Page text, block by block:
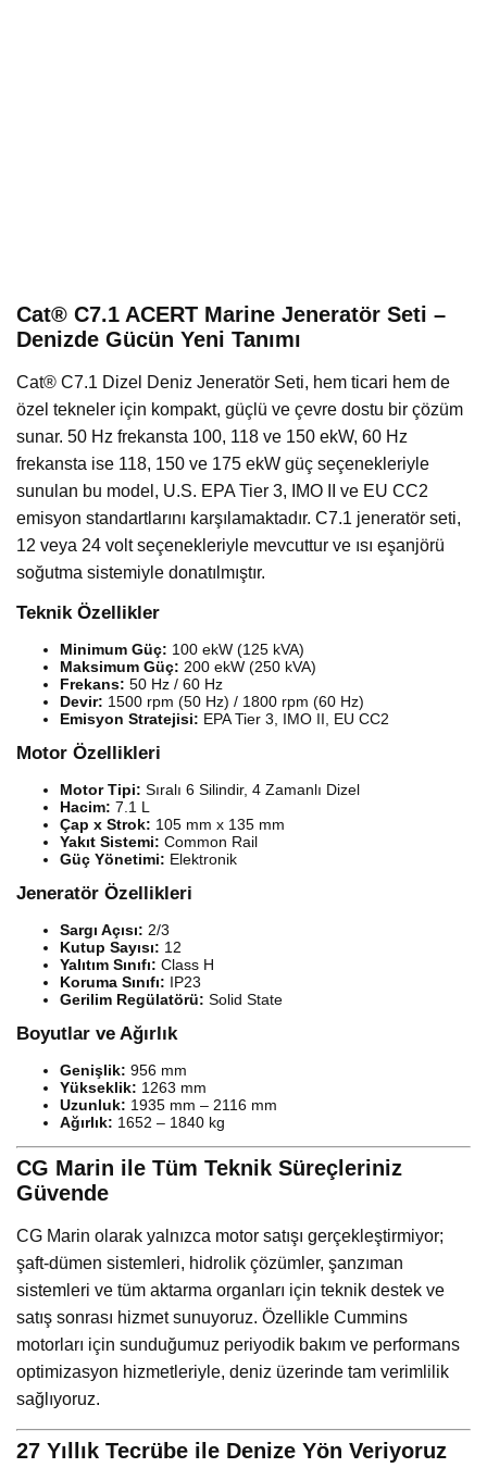
Cat® C7.1 ACERT Marine Jeneratör Seti –
Denizde Gücün Yeni Tanımı
Cat® C7.1 Dizel Deniz Jeneratör Seti, hem ticari hem de
özel tekneler için kompakt, güçlü ve çevre dostu bir çözüm
sunar. 50 Hz frekansta 100, 118 ve 150 ekW, 60 Hz
frekansta ise 118, 150 ve 175 ekW güç seçenekleriyle
sunulan bu model, U.S. EPA Tier 3, IMO II ve EU CC2
emisyon standartlarını karşılamaktadır. C7.1 jeneratör seti,
12 veya 24 volt seçenekleriyle mevcuttur ve ısı eşanjörü
soğutma sistemiyle donatılmıştır.
Teknik Özellikler
Minimum Güç: 100 ekW (125 kVA)
Maksimum Güç: 200 ekW (250 kVA)
Frekans: 50 Hz / 60 Hz
Devir: 1500 rpm (50 Hz) / 1800 rpm (60 Hz)
Emisyon Stratejisi: EPA Tier 3, IMO II, EU CC2
Motor Özellikleri
Motor Tipi: Sıralı 6 Silindir, 4 Zamanlı Dizel
Hacim: 7.1 L
Çap x Strok: 105 mm x 135 mm
Yakıt Sistemi: Common Rail
Güç Yönetimi: Elektronik
Jeneratör Özellikleri
Sargı Açısı: 2/3
Kutup Sayısı: 12
Yalıtım Sınıfı: Class H
Koruma Sınıfı: IP23
Gerilim Regülatörü: Solid State
Boyutlar ve Ağırlık
Genişlik: 956 mm
Yükseklik: 1263 mm
Uzunluk: 1935 mm – 2116 mm
Ağırlık: 1652 – 1840 kg
CG Marin ile Tüm Teknik Süreçleriniz
Güvende
CG Marin olarak yalnızca motor satışı gerçekleştirmiyor;
şaft-dümen sistemleri, hidrolik çözümler, şanzıman
sistemleri ve tüm aktarma organları için teknik destek ve
satış sonrası hizmet sunuyoruz. Özellikle Cummins
motorları için sunduğumuz periyodik bakım ve performans
optimizasyon hizmetleriyle, deniz üzerinde tam verimlilik
sağlıyoruz.
27 Yıllık Tecrübe ile Denize Yön Veriyoruz